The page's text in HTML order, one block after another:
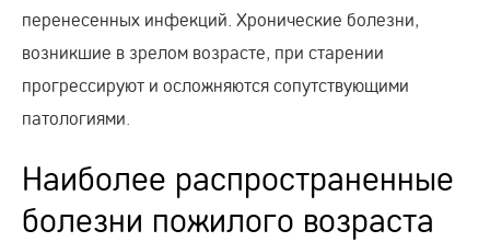
перенесенных инфекций. Хронические болезни,
возникшие в зрелом возрасте, при старении
прогрессируют и осложняются сопутствующими
патологиями.
Наиболее распространенные
болезни пожилого возраста